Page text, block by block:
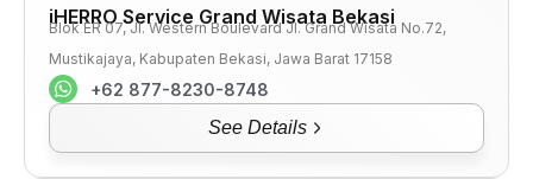
iHERRO Service Grand Wisata Bekasi
Blok ER 07, Jl. Western Boulevard Jl. Grand Wisata No.72,
Mustikajaya, Kabupaten Bekasi, Jawa Barat 17158
+62 877-8230-8748
See Details